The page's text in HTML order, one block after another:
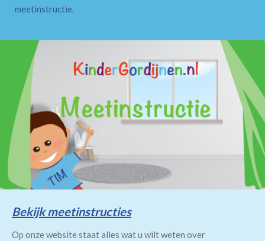
meetinstructie.
Bekijk meetinstructies
Op onze website staat alles wat u wilt weten over